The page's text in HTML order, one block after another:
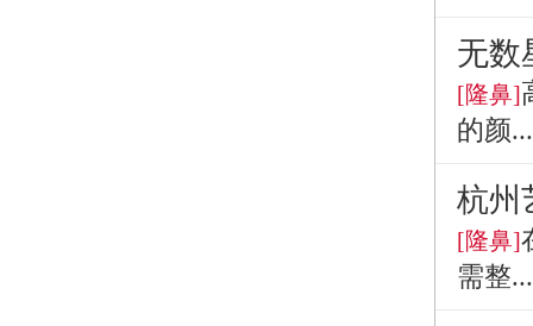
无数
[隆鼻]
的颜...
杭州
[隆鼻]
需整...